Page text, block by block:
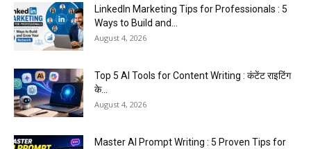
LinkedIn Marketing Tips for Professionals : 5
Ways to Build and...
August 4, 2026
Top 5 AI Tools for Content Writing : कंटेंट राइटिंग
के...
August 4, 2026
Master AI Prompt Writing : 5 Proven Tips for